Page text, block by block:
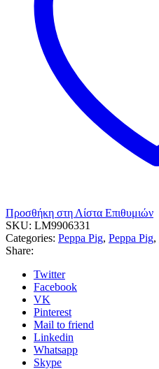
Προσθήκη στη Λίστα Επιθυμιών
SKU: LM9906331
Categories: Peppa Pig, Peppa Pig,
Share:
Twitter
Facebook
VK
Pinterest
Mail to friend
Linkedin
Whatsapp
Skype